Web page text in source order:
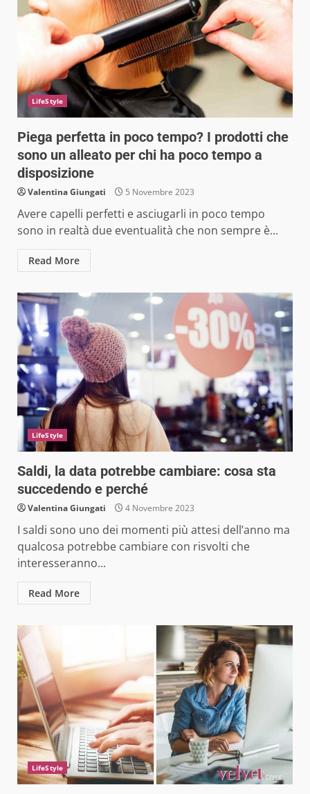
LifeStyle
Piega perfetta in poco tempo? I prodotti che
sono un alleato per chi ha poco tempo a
disposizione
Valentina Giungati 5 Novembre 2023
Avere capelli perfetti e asciugarli in poco tempo
sono in realtà due eventualità che non sempre è...
Read More
LifeStyle
Saldi, la data potrebbe cambiare: cosa sta
succedendo e perché
Valentina Giungati 4 Novembre 2023
I saldi sono uno dei momenti più attesi dell’anno ma
qualcosa potrebbe cambiare con risvolti che
interesseranno...
Read More
LifeStyle